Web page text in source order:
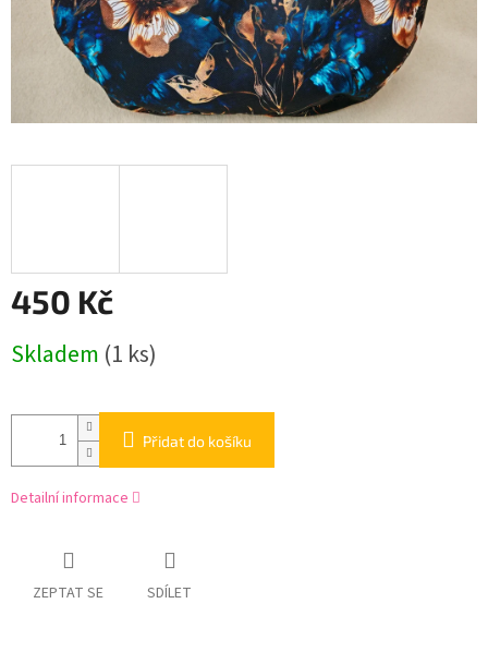
450 Kč
cena:
Skladem (1 ks)
Přidat do košíku
Detailní informace
ZEPTAT SE SDÍLET